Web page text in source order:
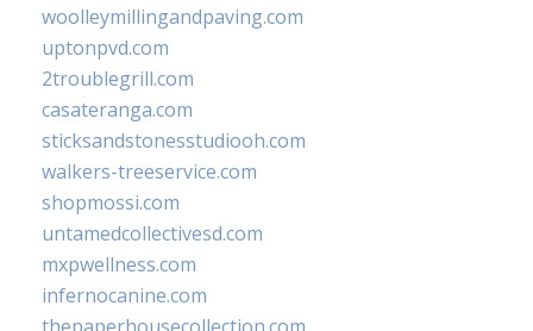
woolleymillingandpaving.com
uptonpvd.com
2troublegrill.com
casateranga.com
sticksandstonesstudiooh.com
walkers-treeservice.com
shopmossi.com
untamedcollectivesd.com
mxpwellness.com
infernocanine.com